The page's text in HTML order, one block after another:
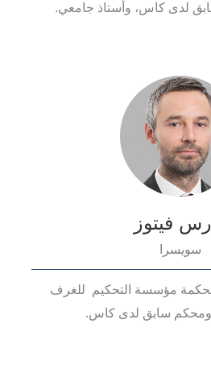
لدى كاس، وأستاذ جامعي.
فيتوز
سويسرا
مؤسسة التحكيم للغرف
ومحكم سابق لدى كاس.